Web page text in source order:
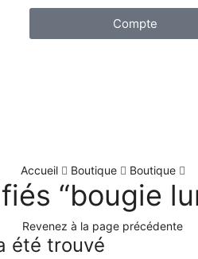
Compte
Accueil Boutique Boutique
“bougie
Revenez à la page précédente
été trouvé